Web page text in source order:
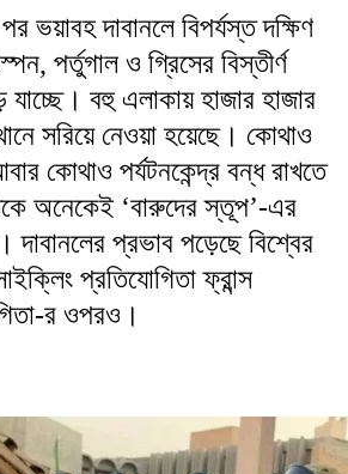
ভয়াবহ দাবানলে বিপর্যস্ত দক্ষিণ
পর্তুগাল ও গ্রিসের বিস্তীর্ণ
বহু এলাকায় হাজার হাজার
সরিয়ে নেওয়া হয়েছে। কোথাও
কোথাও পর্যটনকেন্দ্র বন্ধ রাখতে
অনেকেই ‘বারুদের স্তূপ’-এর
দাবানলের প্রভাব পড়েছে বিশ্বের
প্রতিযোগিতা ফ্রান্স
র ওপরও।